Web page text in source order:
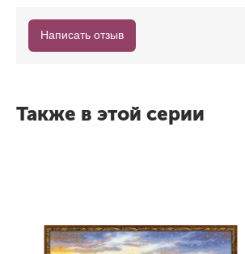
Написать отзыв
Также в этой серии